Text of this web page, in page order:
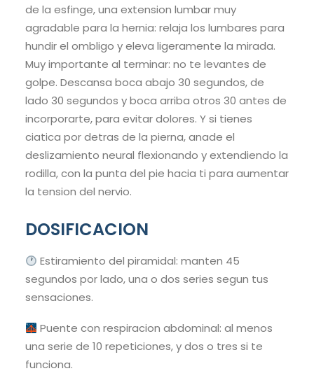
de la esfinge, una extension lumbar muy
agradable para la hernia: relaja los lumbares para
hundir el ombligo y eleva ligeramente la mirada.
Muy importante al terminar: no te levantes de
golpe. Descansa boca abajo 30 segundos, de
lado 30 segundos y boca arriba otros 30 antes de
incorporarte, para evitar dolores. Y si tienes
ciatica por detras de la pierna, anade el
deslizamiento neural flexionando y extendiendo la
rodilla, con la punta del pie hacia ti para aumentar
la tension del nervio.
DOSIFICACION
Estiramiento del piramidal: manten 45
segundos por lado, una o dos series segun tus
sensaciones.
Puente con respiracion abdominal: al menos
una serie de 10 repeticiones, y dos o tres si te
funciona.